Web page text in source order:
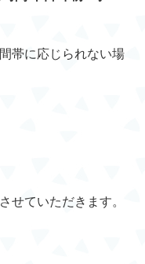
帯に応じられない場
せていただきます。